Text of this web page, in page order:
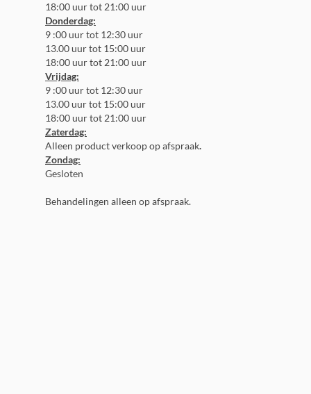
18:00 uur tot 21:00 uur
Donderdag:
9 :00 uur tot 12:30 uur
13.00 uur tot 15:00 uur
18:00 uur tot 21:00 uur​​​​​​​
Vrijdag:
9 :00 uur tot 12:30 uur
13.00 uur tot 15:00 uur
18:00 uur tot 21:00 uur​​​​​​​
Zaterdag:
Alleen product verkoop op afspraak.
Zondag:
Gesloten
Behandelingen alleen op afspraak.